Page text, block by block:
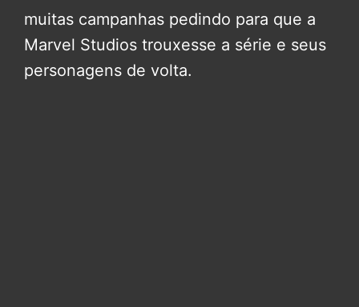
muitas campanhas pedindo para que a
Marvel Studios trouxesse a série e seus
personagens de volta.